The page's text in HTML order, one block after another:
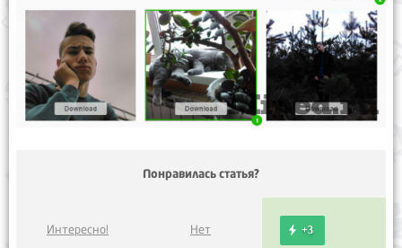
Понравилась статья?
Интересно! Нет +3